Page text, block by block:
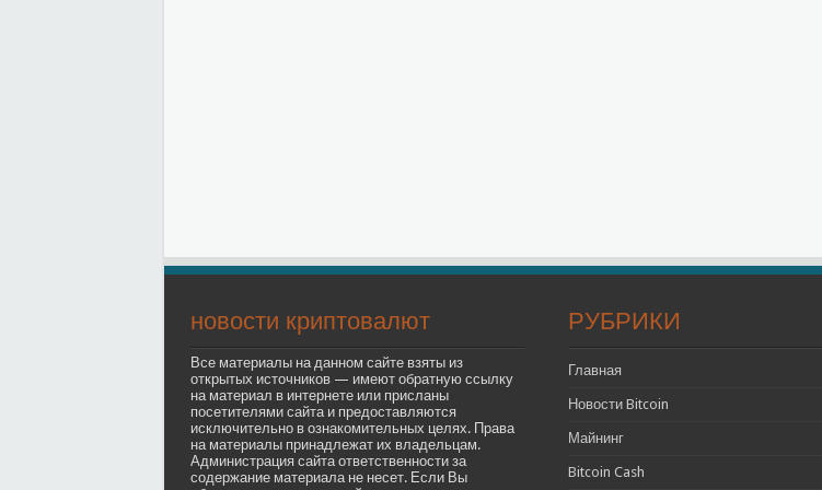
новости криптовалют
Все материалы на данном сайте взяты из
открытых источников — имеют обратную ссылку
на материал в интернете или присланы
посетителями сайта и предоставляются
исключительно в ознакомительных целях. Права
на материалы принадлежат их владельцам.
Администрация сайта ответственности за
содержание материала не несет. Если Вы
РУБРИКИ
Главная
Новости Bitcoin
Майнинг
Bitcoin Cash